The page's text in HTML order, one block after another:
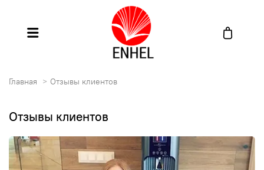
Главная Отзывы клиентов
Отзывы клиентов